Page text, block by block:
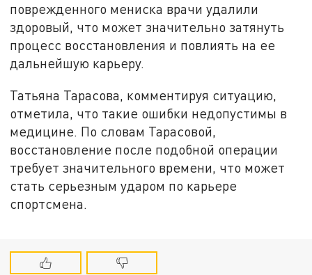
поврежденного мениска врачи удалили
здоровый, что может значительно затянуть
процесс восстановления и повлиять на ее
дальнейшую карьеру.
Татьяна Тарасова, комментируя ситуацию,
отметила, что такие ошибки недопустимы в
медицине. По словам Тарасовой,
восстановление после подобной операции
требует значительного времени, что может
стать серьезным ударом по карьере
спортсмена.